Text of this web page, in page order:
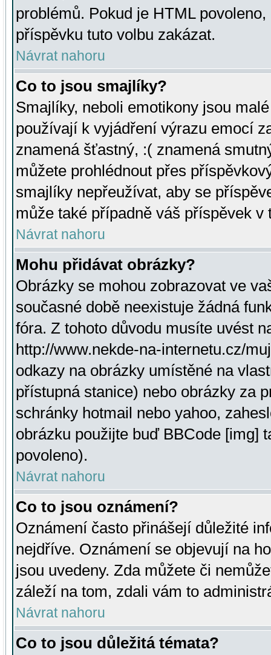
problémů. Pokud je HTML
příspěvku tuto volbu zakázat.
Návrat nahoru
Co to jsou smajlíky?
Smajlíky, neboli emotikony jsou
používají k vyjádření výrazu emocí
znamená šťastný, :( znamená
můžete prohlédnout přes
smajlíky nepřeužívat, aby se
může také případně váš příspěvek v
Návrat nahoru
Mohu přidávat obrázky?
Obrázky se mohou zobrazovat ve
současné době neexistuje žádná
fóra. Z tohoto důvodu musíte uvést
http://www.nekde-na-internetu.cz/
odkazy na obrázky umístěné na
přístupná stanice) nebo obrázky za
schránky hotmail nebo yahoo,
obrázku použijte buď BBCode [img]
povoleno).
Návrat nahoru
Co to jsou oznámení?
Oznámení často přinášejí důležité
nejdříve. Oznámení se objevují na
jsou uvedeny. Zda můžete či
záleží na tom, zdali vám to
Návrat nahoru
Co to jsou důležitá témata?